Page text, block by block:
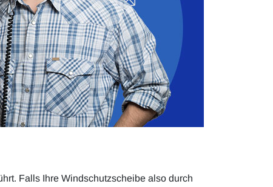
Falls Ihre Windschutzscheibe also durch